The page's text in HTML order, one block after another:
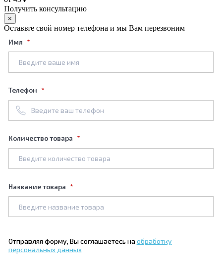
Получить консультацию
×
Оставьте свой номер телефона и мы Вам перезвоним
Имя
Телефон
Количество товара
Название товара
Отправляя форму, Вы соглашаетесь наобработку
персональных данных